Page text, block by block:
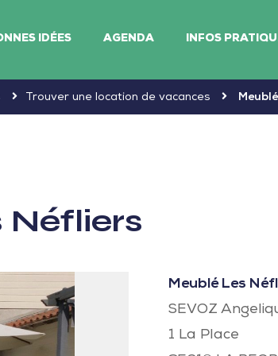
IDÉES AGENDA INFOS
Trouver une location de vacances
Néfliers
Meublé Les
SEVOZ
1 La Place